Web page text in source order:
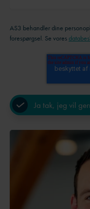
AS3 behandler dine
forespørgsel. Se vores